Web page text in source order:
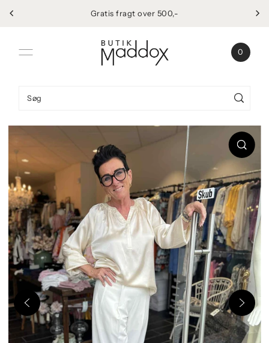
Spring til indholdGratis fragt over 500,-
0